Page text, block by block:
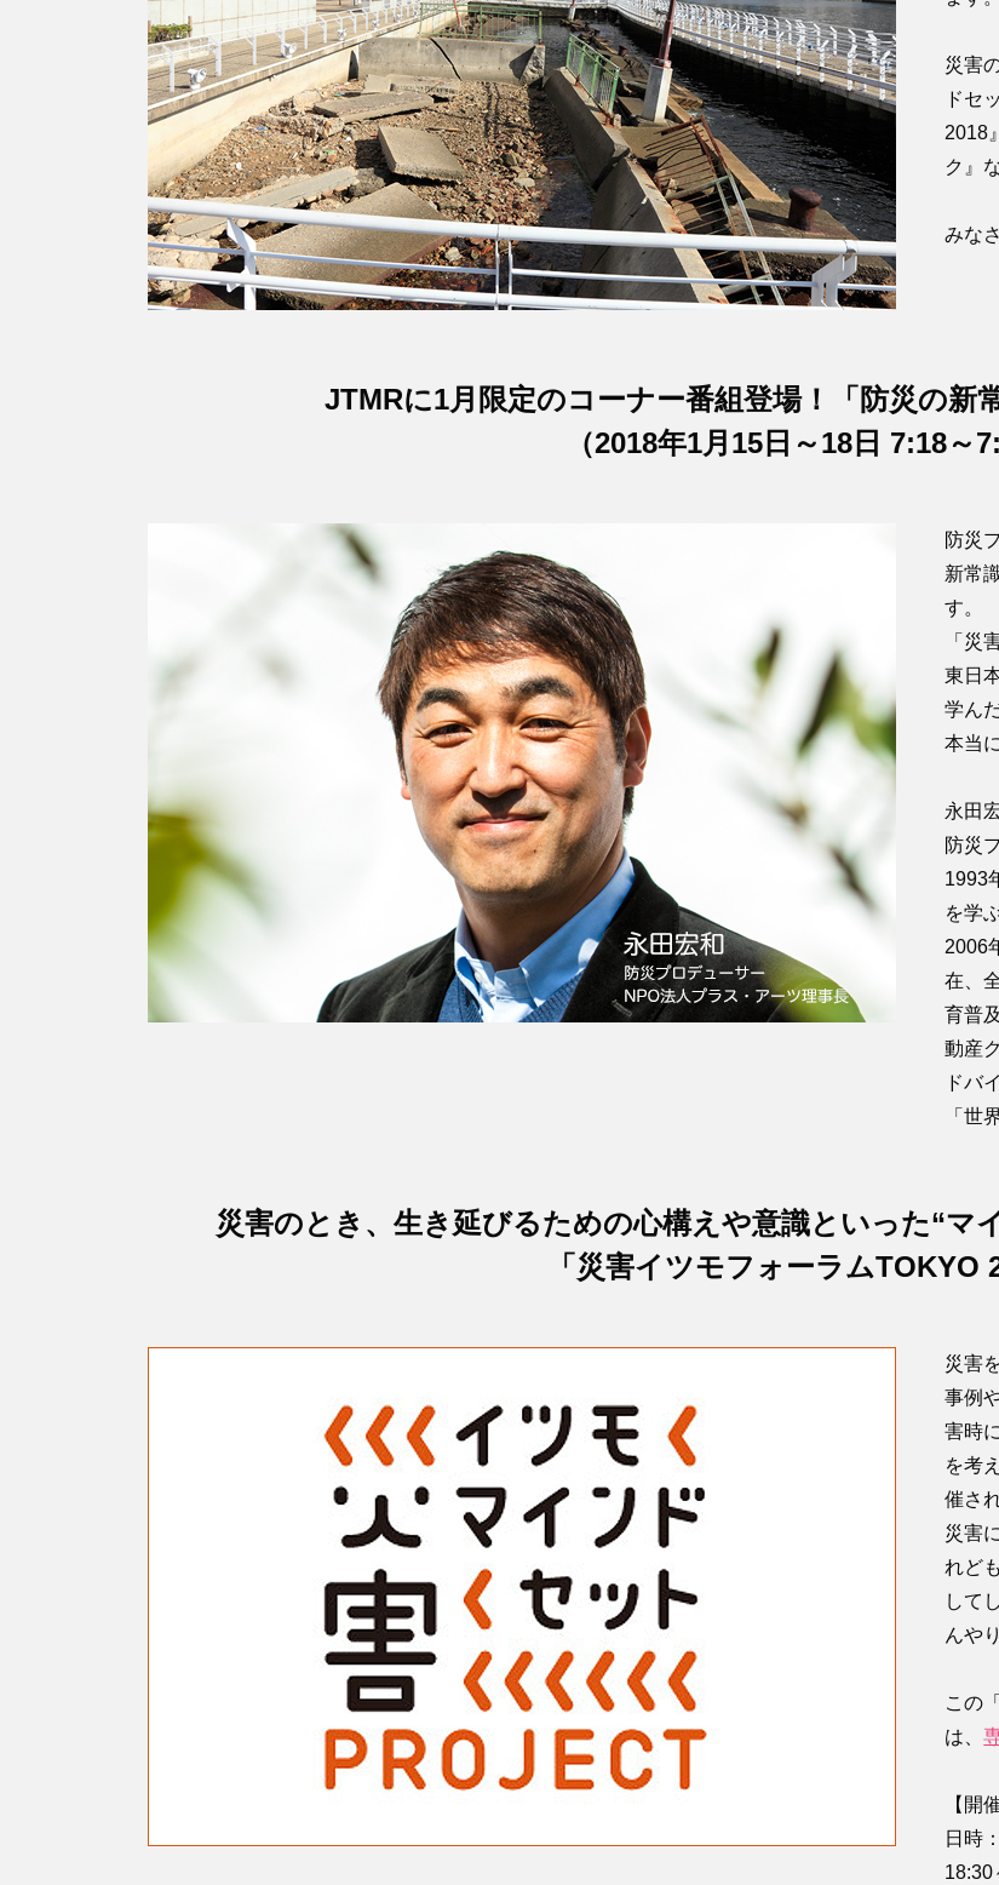
災害
ドセ
2018
ク』
みな
JTMRに1月限定のコーナー番組登場！「防災の新
（2018年1月15日～18日 7:18～
防災
新常
す。
「災
東日
学ん
本当
永田
防災
1993
を学
2006
在、
育普
動産
ドバ
「世
災害のとき、生き延びるための心構えや意識といった“マ
「災害イツモフォーラムTOKYO
災害
事例
害時
を考
催さ
災害
れど
して
んや
この
は、
【開
日時
18:30